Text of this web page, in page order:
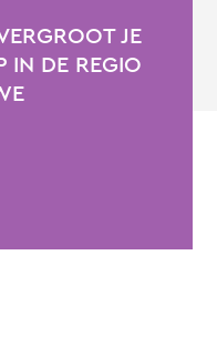
JE
IN DE REGIO